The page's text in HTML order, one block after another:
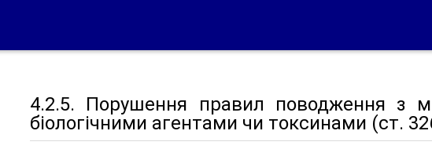
4.2.5. Порушення правил поводження з
біологічними агентами чи токсинами (ст.